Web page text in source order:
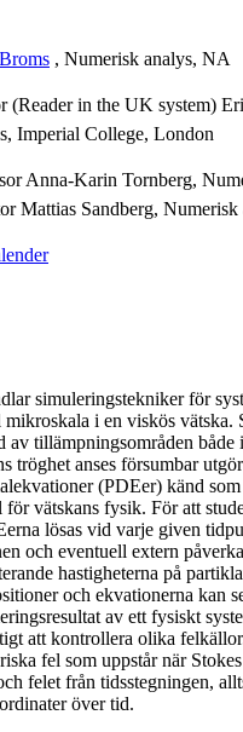
, Numerisk analys, NA
(Reader in the UK system)
Imperial College, London
Anna-Karin Tornberg,
Mattias Sandberg,
simuleringstekniker för
i en viskös vätska.
av tillämpningsområden både
tröghet anses försumbar
(PDEer) känd som
vätskans fysik. För att
lösas vid varje given
och eventuell extern
hastigheterna på
och ekvationerna kan
av ett fysiskt
att kontrollera olika
fel som uppstår när
felet från tidsstegningen,
koordinater över tid.